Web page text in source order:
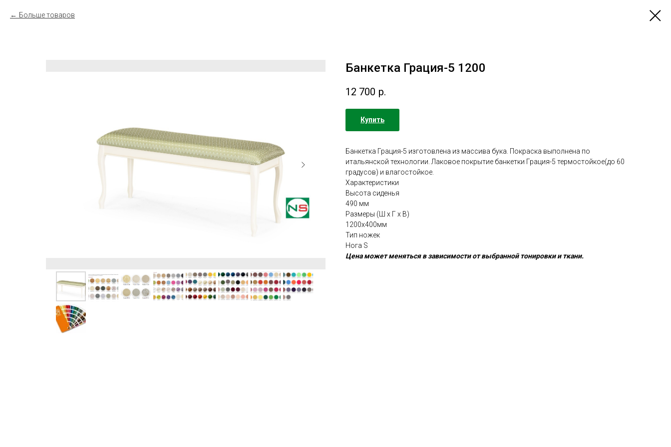
Больше товаров
Банкетка Грация-5 1200
12 700 р.
Купить
Банкетка Грация-5 изготовлена из массива бука. Покраска выполнена по
итальянской технологии. Лаковое покрытие банкетки Грация-5 термостойкое(до 60
градусов) и влагостойкое.
Характеристики
Высота сиденья
490 мм
Размеры (Ш х Г х В)
1200x400мм
Тип ножек
Нога S
Цена может меняться в зависимости от выбранной тонировки и ткани.